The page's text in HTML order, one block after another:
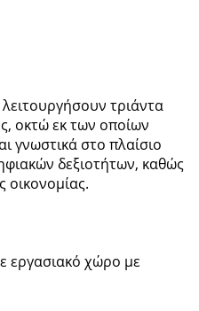
τριάντα
οκτώ εκ των οποίων
γνωστικά στο πλαίσιο
δεξιοτήτων, καθώς
οικονομίας.
εργασιακό χώρο με